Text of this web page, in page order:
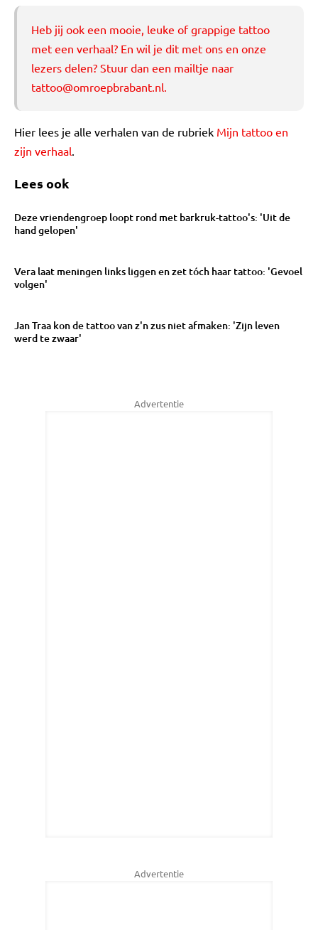
Heb jij ook een mooie, leuke of grappige tattoo
met een verhaal? En wil je dit met ons en onze
lezers delen? Stuur dan een mailtje naar
tattoo@omroepbrabant.nl.
Hier lees je alle verhalen van de rubriek Mijn tattoo en
zijn verhaal.
Lees ook
Deze vriendengroep loopt rond met barkruk-tattoo's: 'Uit de
hand gelopen'
Vera laat meningen links liggen en zet tóch haar tattoo: 'Gevoel
volgen'
Jan Traa kon de tattoo van z'n zus niet afmaken: 'Zijn leven
werd te zwaar'
Advertentie
Advertentie